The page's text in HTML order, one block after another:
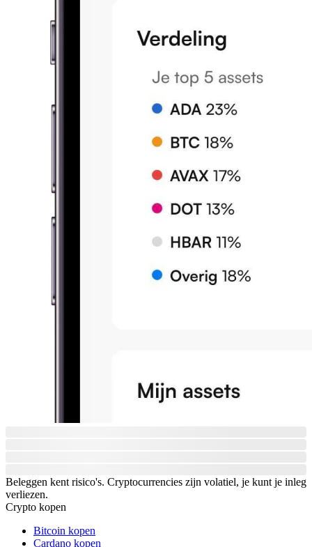
Beleggen kent risico's. Cryptocurrencies zijn volatiel, je kunt je inleg
verliezen.
Crypto kopen
Bitcoin kopen
Cardano kopen